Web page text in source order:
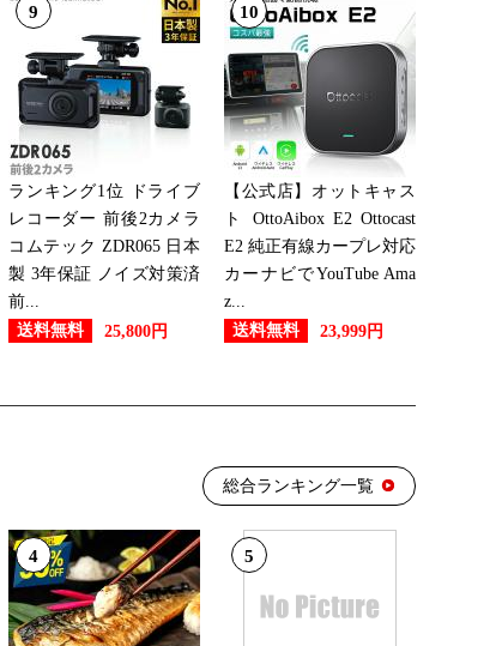
9
ランキング1位 ドライブ
レコーダー 前後2カメラ
コムテック ZDR065 日本
製 3年保証 ノイズ対策済
前...
送料無料
25,800円
10
【公式店】オットキャス
ト OttoAibox E2 Ottocast
E2 純正有線カープレ対応
カーナビでYouTube Ama
z...
送料無料
23,999円
総合ランキング一覧
4 5